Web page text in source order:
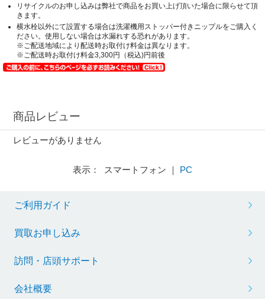
リサイクルのお申し込みは弊社で商品をお買い上げ頂いた場合に限らせて頂
きます。
横水栓以外にて設置する場合は洗濯機用ストッパー付きニップルをご購入く
ださい。使用しない場合は水漏れする恐れがあります。
※ご配送地域により配送時お取付け料金は異なります。
※ご配送時お取付け料金3,300円（税込)円前後
商品レビュー
レビューがありません
表示： スマートフォン ｜ PC
ご利用ガイド
買取お申し込み
訪問・店頭サポート
会社概要